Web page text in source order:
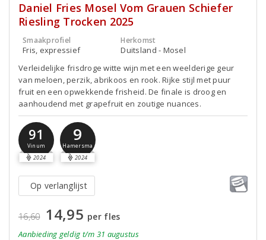
Daniel Fries Mosel Vom Grauen Schiefer
Riesling Trocken 2025
Smaakprofiel
Fris, expressief
Herkomst
Duitsland - Mosel
Verleidelijke frisdroge witte wijn met een weelderige geur
van meloen, perzik, abrikoos en rook. Rijke stijl met puur
fruit en een opwekkende frisheid. De finale is droog en
aanhoudend met grapefruit en zoutige nuances.
91
Vinum
2024
9
Hamersma
2024
Op verlanglijst
16,60 14,95 per fles
Aanbieding geldig t/m 31 augustus